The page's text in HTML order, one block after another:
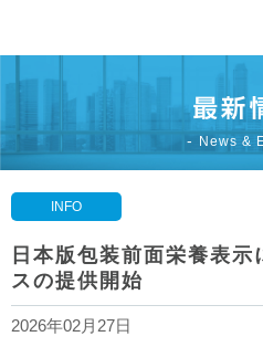
News &
INFO
日本版包装前面栄養表
スの提供開始
2026年02月27日